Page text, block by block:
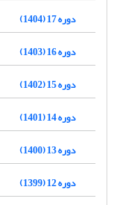
دوره 17 (1404)
دوره 16 (1403)
دوره 15 (1402)
دوره 14 (1401)
دوره 13 (1400)
دوره 12 (1399)